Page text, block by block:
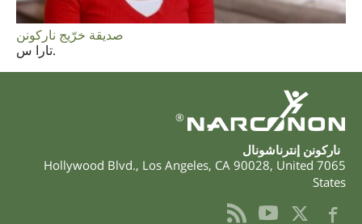
صديقة خرّيج ناركونن
تارا س.
®
ناركونن إنترناشونال
7065 Hollywood Blvd.
, Los Angeles, CA 90028, United
States